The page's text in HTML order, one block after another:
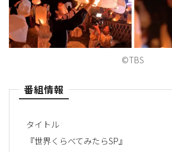
©TBS
番組情報
タイトル
『世界くらべてみたらSP』